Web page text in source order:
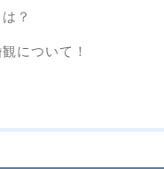
？
について！